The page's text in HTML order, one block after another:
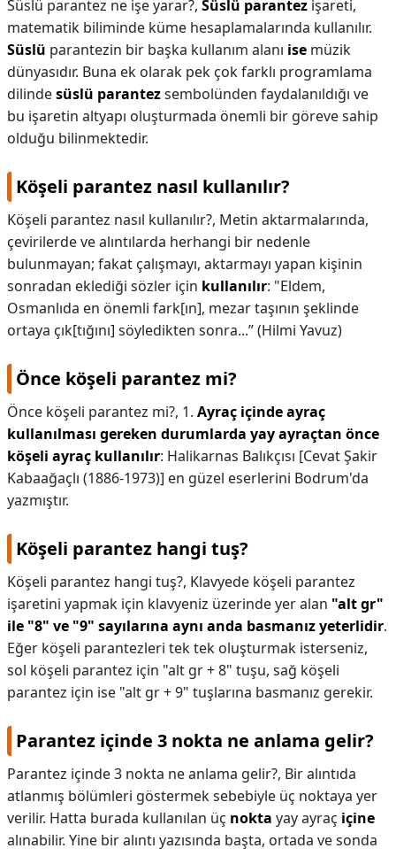
Süslü parantez ne işe yarar?, Süslü parantez işareti,
matematik biliminde küme hesaplamalarında kullanılır.
Süslü parantezin bir başka kullanım alanı ise müzik
dünyasıdır. Buna ek olarak pek çok farklı programlama
dilindesüslü parantezsembolünden faydalanıldığı ve
bu işaretin altyapı oluşturmada önemli bir göreve sahip
olduğu bilinmektedir.
Köşeli parantez nasıl kullanılır?
Köşeli parantez nasıl kullanılır?, Metin aktarmalarında,
çevirilerde ve alıntılarda herhangi bir nedenle
bulunmayan; fakat çalışmayı, aktarmayı yapan kişinin
sonradan eklediği sözler için kullanılır: "Eldem,
Osmanlıda en önemli fark[ın], mezar taşının şeklinde
ortaya çık[tığını] söyledikten sonra...” (Hilmi Yavuz)
Önce köşeli parantez mi?
Önce köşeli parantez mi?, 1. Ayraç içinde ayraç
kullanılması gereken durumlarda yay ayraçtan önce
köşeli ayraç kullanılır: Halikarnas Balıkçısı [Cevat Şakir
Kabaağaçlı (1886-1973)] en güzel eserlerini Bodrum'da
yazmıştır.
Köşeli parantez hangi tuş?
Köşeli parantez hangi tuş?, Klavyede köşeli parantez
işaretini yapmak için klavyeniz üzerinde yer alan "alt gr"
ile "8" ve "9" sayılarına aynı anda basmanız yeterlidir.
Eğer köşeli parantezleri tek tek oluşturmak isterseniz,
sol köşeli parantez için "alt gr + 8" tuşu, sağ köşeli
parantez için ise "alt gr + 9" tuşlarına basmanız gerekir.
Parantez içinde 3 nokta ne anlama gelir?
Parantez içinde 3 nokta ne anlama gelir?, Bir alıntıda
atlanmış bölümleri göstermek sebebiyle üç noktaya yer
verilir. Hatta burada kullanılan üç nokta yay ayraç içine
alınabilir. Yine bir alıntı yazısında başta, ortada ve sonda